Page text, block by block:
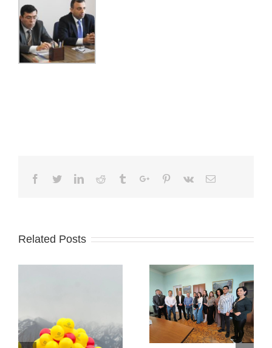
Facebook
TwitterLinkedinReddit TumblrGoogle+Pinterest
Vk Email
Related Posts